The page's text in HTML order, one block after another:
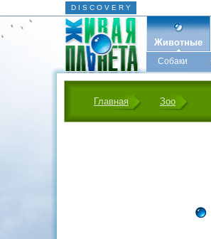
D I S C O V E R Y
Животные
Собаки
Главная Зоо